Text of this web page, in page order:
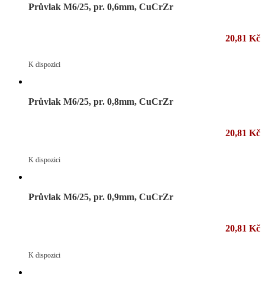
Průvlak M6/25, pr. 0,6mm, CuCrZr
20,81 Kč
K dispozici
Průvlak M6/25, pr. 0,8mm, CuCrZr
20,81 Kč
K dispozici
Průvlak M6/25, pr. 0,9mm, CuCrZr
20,81 Kč
K dispozici